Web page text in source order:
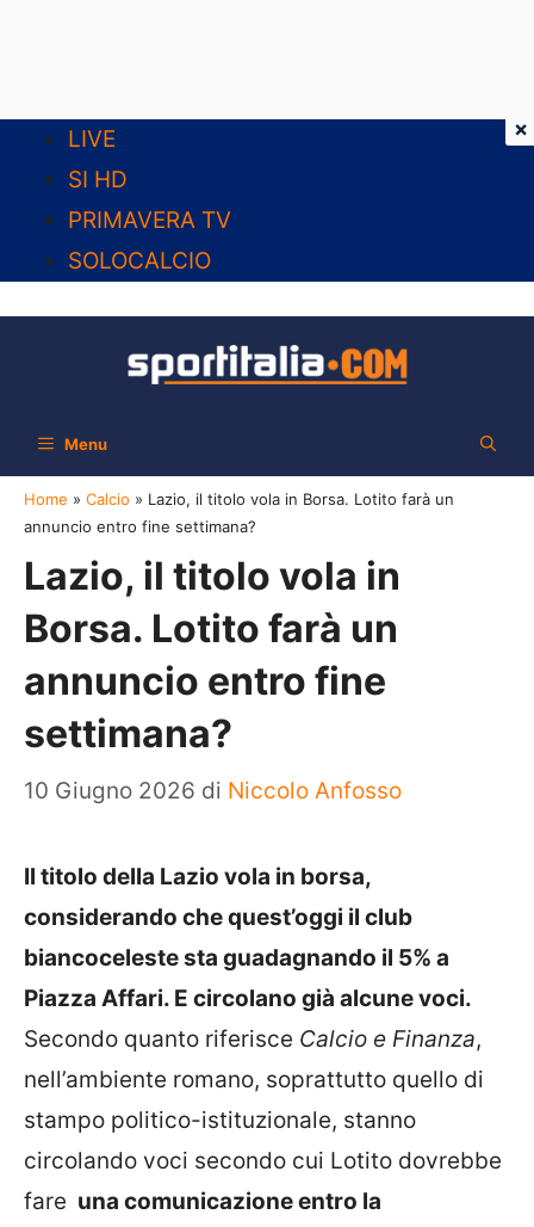
contenuto
LIVE
SI HD
PRIMAVERA TV
SOLOCALCIO
Menu
Home » Calcio » Lazio, il titolo vola in Borsa. Lotito farà un
annuncio entro fine settimana?
Lazio, il titolo vola in
Borsa. Lotito farà un
annuncio entro fine
settimana?
10 Giugno 2026 di Niccolo Anfosso
Il titolo della Lazio vola in borsa,
considerando che quest’oggi il club
biancoceleste sta guadagnando il 5% a
Piazza Affari. E circolano già alcune voci.
Secondo quanto riferisce Calcio e Finanza,
nell’ambiente romano, soprattutto quello di
stampo politico-istituzionale, stanno
circolando voci secondo cui Lotito dovrebbe
fare una comunicazione entro la
×